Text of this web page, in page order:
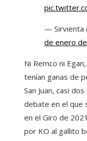
— Sirvienta
de enero
Ni Remco ni
tenían ganas de
San Juan, casi
debate en el que
en el Giro de
por KO al gallito